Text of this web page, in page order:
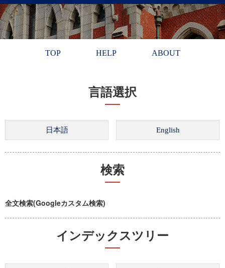
TOP HELP ABOUT
言語選択
検索
全文検索(Googleカスタム検索)
インデックスツリー